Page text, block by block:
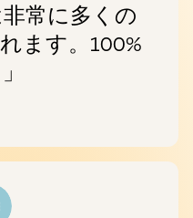
常に多くの
ます。100%